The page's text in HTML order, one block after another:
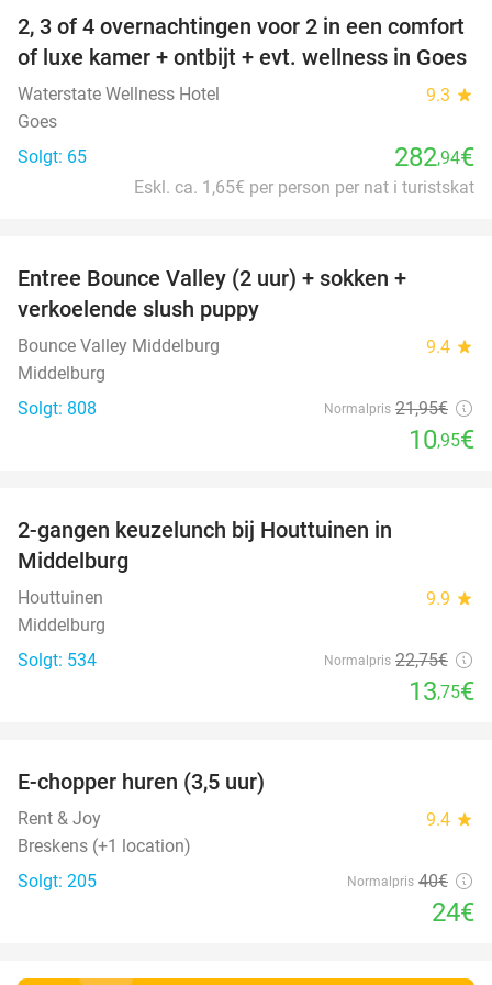
2, 3 of 4 overnachtingen voor 2 in een comfort
of luxe kamer + ontbijt + evt. wellness in Goes
Waterstate Wellness Hotel 9.3 star
Goes
Solgt: 65
282,94€
Eskl. ca. 1,65€ per person per nat i turistskat
Entree Bounce Valley (2 uur) + sokken +
verkoelende slush puppy
Bounce Valley Middelburg 9.4 star
Middelburg
Solgt: 808
Normalpris 21,95€
10,95€
2-gangen keuzelunch bij Houttuinen in
Middelburg
Houttuinen 9.9 star
Middelburg
Solgt: 534
Normalpris 22,75€
13,75€
E-chopper huren (3,5 uur)
Rent & Joy 9.4 star
Breskens (+1 location)
Solgt: 205
Normalpris 40€
24€